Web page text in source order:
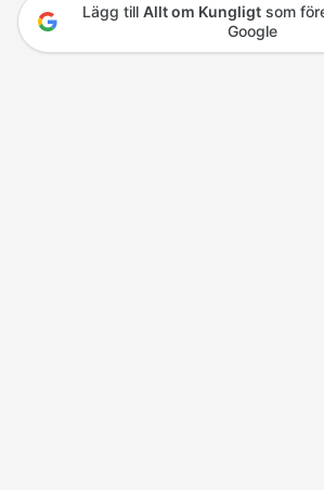
Lägg till Allt om Kungligtsom
Google